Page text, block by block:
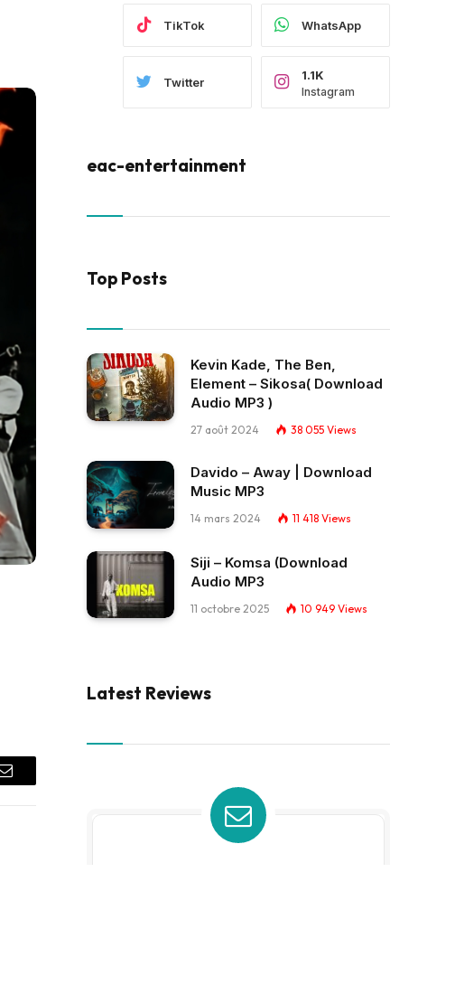
Email
TikTok WhatsApp
Twitter
Instagram
1.1K
eac-entertainment
Top Posts
Kevin Kade, The Ben,
Element – Sikosa( Download
Audio MP3 )
27 août 2024 38 055 Views
Davido – Away | Download
Music MP3
14 mars 2024 11 418 Views
Siji – Komsa (Download
Audio MP3
11 octobre 2025 10 949 Views
Latest Reviews